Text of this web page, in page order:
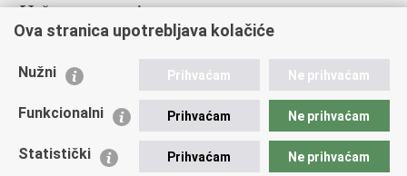
Važne poveznice
Ministarstvo unutarnjih poslova
Udruge
Policijska akademija
Zaklada policijske solidarnosti
Ova stranica upotrebljava kolačiće
Nužni Prihvaćam Ne prihvaćam
Funkcionalni Prihvaćam Ne prihvaćam
Statistički Prihvaćam Ne prihvaćam